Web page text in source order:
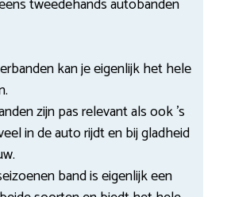
kan je eigenlijk het hele
zijn pas relevant als ook ’s
in de auto rijdt en bij gladheid
band is eigenlijk een